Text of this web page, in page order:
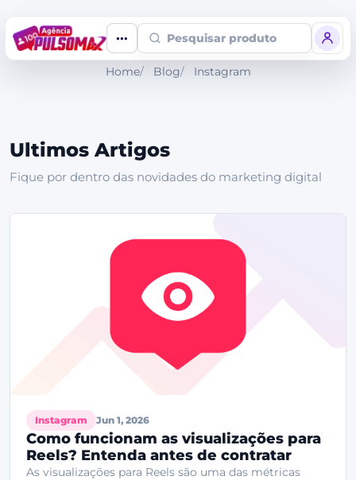
Pesquisar produto
Home Blog Instagram
Ultimos Artigos
Fique por dentro das novidades do marketing digital
Instagram Jun 1, 2026
Como funcionam as visualizações para
Reels? Entenda antes de contratar
As visualizações para Reels são uma das métricas